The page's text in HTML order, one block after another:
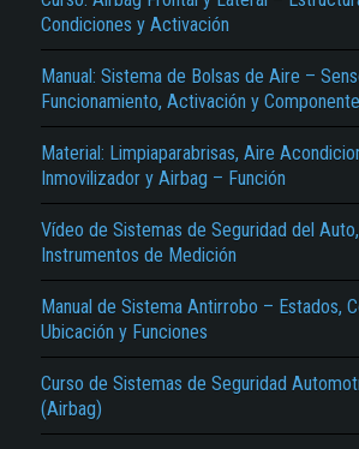
Condiciones y Activación
Manual: Sistema de Bolsas de Aire –
Funcionamiento, Activación y
Material: Limpiaparabrisas, Aire
Inmovilizador y Airbag – Función
Vídeo de Sistemas de Seguridad del
Instrumentos de Medición
Manual de Sistema Antirrobo – Estados,
Ubicación y Funciones
Curso de Sistemas de Seguridad
(Airbag)
Texto o Imagen de portada son
No carga o no se visualiza el